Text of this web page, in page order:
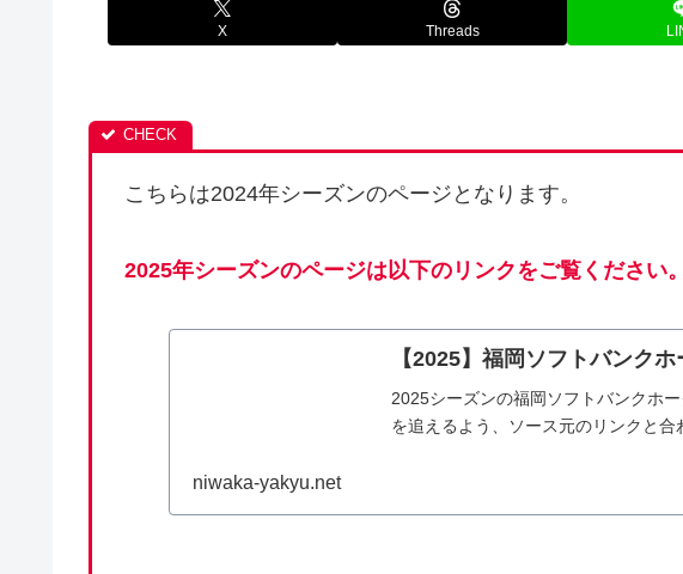
X Threads
こちらは2024年シーズンのページとなります。
2025年シーズンのページは以下のリンクをご覧ください。
【2025】福岡ソフトバンク
2025シーズンの福岡ソフトバンクホ
を追えるよう、ソース元のリンクと合
niwaka-yakyu.net